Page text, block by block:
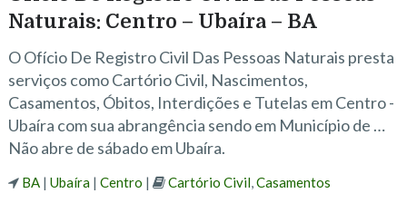
Naturais: Centro – Ubaíra – BA
O Ofício De Registro Civil Das Pessoas Naturais presta
serviços como Cartório Civil, Nascimentos,
Casamentos, Óbitos, Interdições e Tutelas em Centro -
Ubaíra com sua abrangência sendo em Município de …
Não abre de sábado em Ubaíra.
BA| Ubaíra| Centro | Cartório Civil,Casamentos